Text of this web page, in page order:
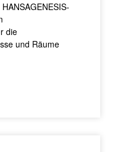
die
und Räume